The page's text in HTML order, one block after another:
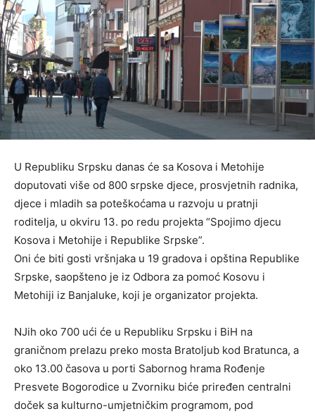
U Republiku Srpsku danas će sa Kosova i Metohije
doputovati više od 800 srpske djece, prosvjetnih radnika,
djece i mladih sa poteškoćama u razvoju u pratnji
roditelja, u okviru 13. po redu projekta “Spojimo djecu
Kosova i Metohije i Republike Srpske”.
Oni će biti gosti vršnjaka u 19 gradova i opština Republike
Srpske, saopšteno je iz Odbora za pomoć Kosovu i
Metohiji iz Banjaluke, koji je organizator projekta.
NJih oko 700 ući će u Republiku Srpsku i BiH na
graničnom prelazu preko mosta Bratoljub kod Bratunca, a
oko 13.00 časova u porti Sabornog hrama Rođenje
Presvete Bogorodice u Zvorniku biće priređen centralni
doček sa kulturno-umjetničkim programom, pod